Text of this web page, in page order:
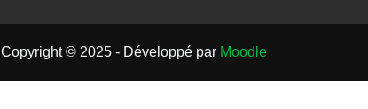
Copyright © 2025 - Développé par Moodle